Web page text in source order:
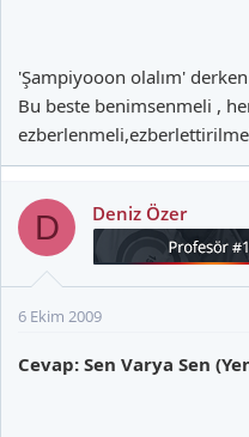
'Şampiyooon olalım'
Bu beste benimsenmeli ,
D Deniz Özer
6 Ekim 2009
Cevap: Sen Varya Sen